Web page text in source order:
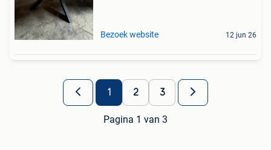
Bezoek website 12 jun 26
1 2 3
Pagina 1 van 3